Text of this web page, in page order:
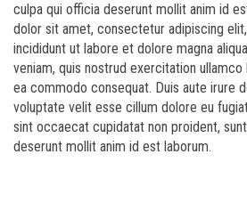
culpa qui officia deserunt mollit anim id
dolor sit amet, consectetur adipiscing
incididunt ut labore et dolore magna
veniam, quis nostrud exercitation
ea commodo consequat. Duis aute irure
voluptate velit esse cillum dolore eu
sint occaecat cupidatat non proident,
deserunt mollit anim id est laborum.